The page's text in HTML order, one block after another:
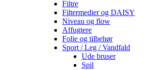
Filtre
Filtermedier og DAISY
Niveau og flow
Affugtere
Folie og tilbehør
Sport / Leg / Vandfald
Ude bruser
Spil